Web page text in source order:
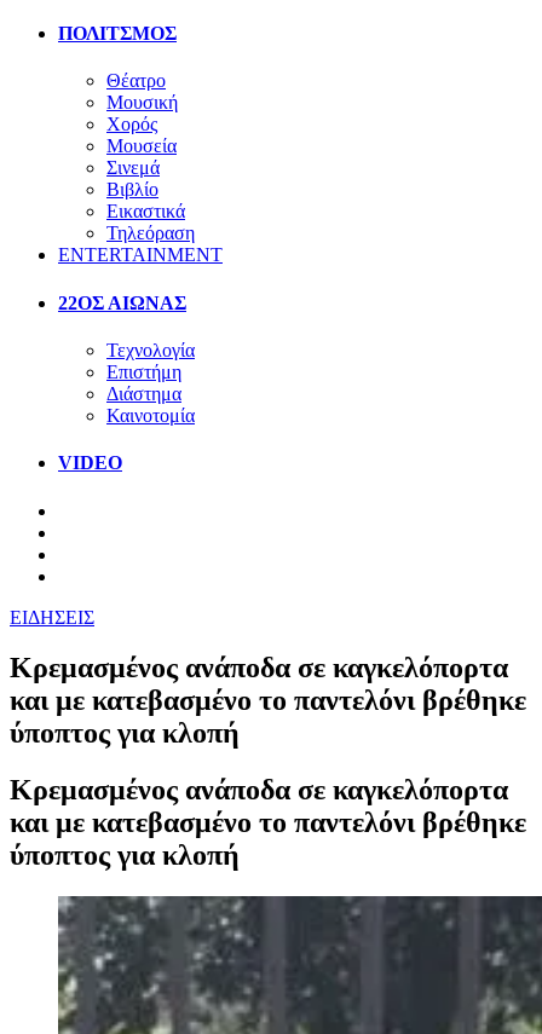
ΠΟΛΙΤΣΜΟΣ
Θέατρο
Μουσική
Χορός
Μουσεία
Σινεμά
Βιβλίο
Εικαστικά
Τηλεόραση
ENTERTAINMENT
22ΟΣ ΑΙΩΝΑΣ
Τεχνολογία
Επιστήμη
Διάστημα
Καινοτομία
VIDEO
ΕΙΔΗΣΕΙΣ
Κρεμασμένος ανάποδα σε καγκελόπορτα
και με κατεβασμένο το παντελόνι βρέθηκε
ύποπτος για κλοπή
Κρεμασμένος ανάποδα σε καγκελόπορτα
και με κατεβασμένο το παντελόνι βρέθηκε
ύποπτος για κλοπή